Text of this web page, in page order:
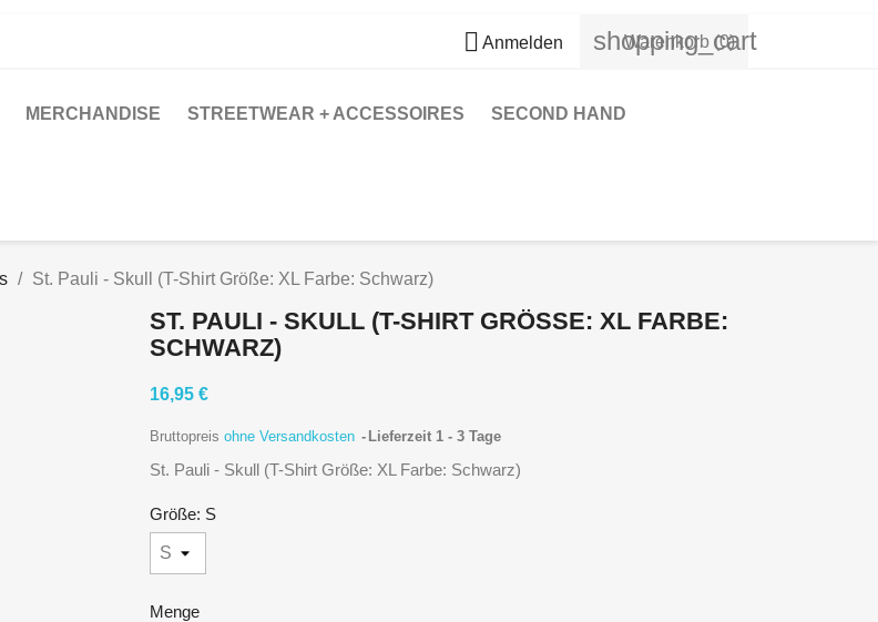
 Anmelden shopping_cart
Warenkorb (0)
MERCHANDISE STREETWEAR + ACCESSOIRES SECOND HAND
St. Pauli - Skull (T-Shirt Größe: XL Farbe: Schwarz)
ST. PAULI - SKULL (T-SHIRT GRÖSSE: XL FARBE: S
CHWARZ)
16,95 €
Bruttopreis ohne Versandkosten Lieferzeit 1 - 3 Tage
St. Pauli - Skull (T-Shirt Größe: XL Farbe: Schwarz)
Größe: S
Menge